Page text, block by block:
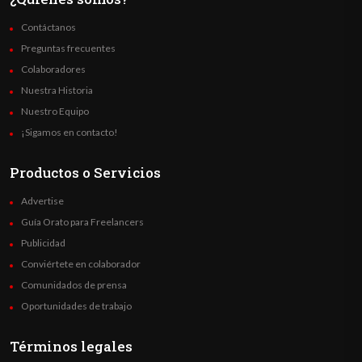
Contáctanos
Preguntas frecuentes
Colaboradores
Nuestra Historia
Nuestro Equipo
¡Sigamos en contacto!
Productos o Servicios
Advertise
Guía Orato para Freelancers
Publicidad
Conviértete en colaborador
Comunidados de prensa
Oportunidades de trabajo
Términos legales